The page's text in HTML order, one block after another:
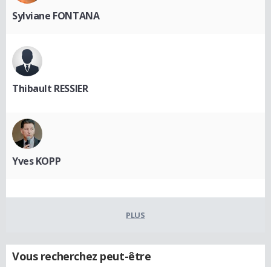
Sylviane FONTANA
Thibault RESSIER
Yves KOPP
PLUS
Vous recherchez peut-être